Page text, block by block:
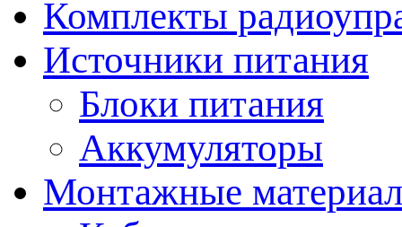
Комплекты
Источники питания
Блоки питания
Аккумуляторы
Монтажные